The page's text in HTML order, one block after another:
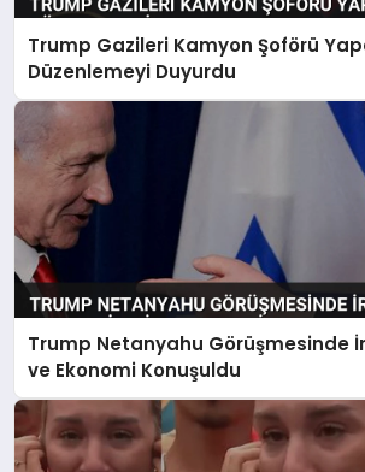
Trump Gazileri Kamyon Şoförü
Düzenlemeyi Duyurdu
Trump Netanyahu Görüşmesinde
ve Ekonomi Konuşuldu